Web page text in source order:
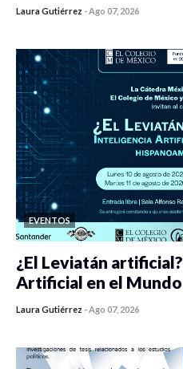
Laura Gutiérrez -Ago 07, 2026
EVENTOS
¿El Leviatán
Artificial en el
Laura Gutiérrez -Ago 07, 2026